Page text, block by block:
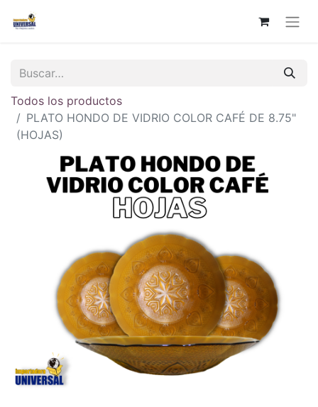
Todos los productos
PLATO HONDO DE VIDRIO COLOR CAFÉ DE 8.75"
(HOJAS)